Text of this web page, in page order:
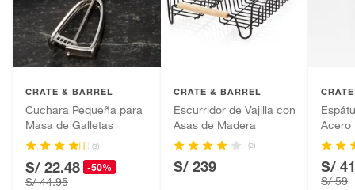
CRATE & BARREL
Cuchara Pequeña para
Masa de Galletas
(3)
S/ 22.48 -50%
S/ 44.95
CRATE & BARREL
Escurridor de Vajilla con
Asas de Madera
(2)
S/ 239
Acero
S/
S/ 59